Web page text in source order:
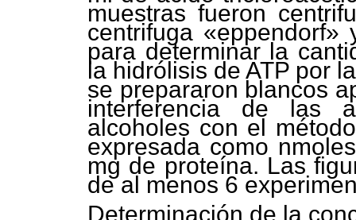
muestras fueron
centrifuga
para determinar la
la hidrólisis de ATP por
se prepararon blancos
interferencia de las
alcoholes con el
expresada como
mg de proteína. Las
de al menos 6
Determinación de la